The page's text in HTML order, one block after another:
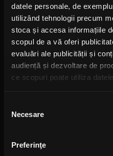
datele personale, de
utilizând tehnologii precum
stoca și accesa informațiile
scopul de a vă oferi
evaluări ale publicității și
audiență și dezvoltare de
ce scopuri poate utiliza
Să colectăm
Să vă identificăm
activ după caracteristici
consimțământului
Necesare
Preferinţe
Rock